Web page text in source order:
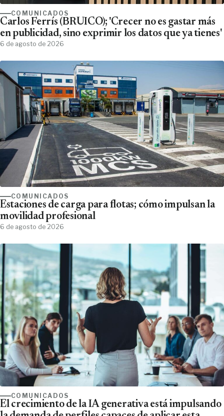
COMUNICADOS
Carlos Ferrís (BRUICO); 'Crecer no es gastar más
en publicidad, sino exprimir los datos que ya tienes'
6 de agosto de 2026
COMUNICADOS
Estaciones de carga para flotas; cómo impulsan la
movilidad profesional
6 de agosto de 2026
COMUNICADOS
El crecimiento de la IA generativa está impulsando